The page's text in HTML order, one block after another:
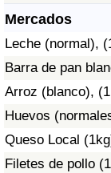
Mercados
Leche (normal),
Barra de pan
Arroz (blanco),
Huevos
Queso Local
Filetes de pollo
Índice de
Sanidad
Índice de
Índice de